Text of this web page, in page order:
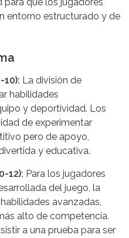
para que los jugadores
entorno estructurado y de
10): La división de
habilidades
y deportividad. Los
de experimentar
pero de apoyo,
y educativa.
12): Para los jugadores
del juego, la
avanzadas,
alto de competencia.
a una prueba para ser